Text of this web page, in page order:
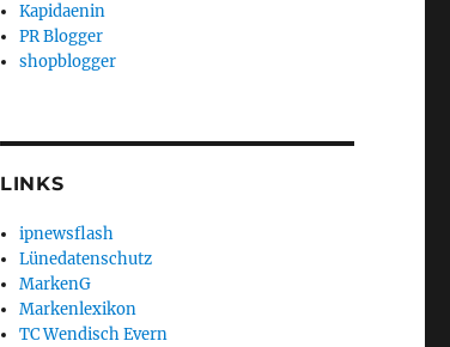
Kapidaenin
PR Blogger
shopblogger
LINKS
ipnewsflash
Lünedatenschutz
MarkenG
Markenlexikon
TC Wendisch Evern